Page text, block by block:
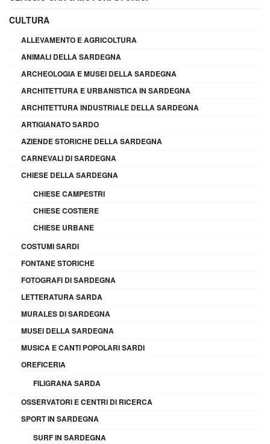
CULTURA
ALLEVAMENTO E AGRICOLTURA
ANIMALI DELLA SARDEGNA
ARCHEOLOGIA E MUSEI DELLA SARDEGNA
ARCHITETTURA E URBANISTICA IN SARDEGNA
ARCHITETTURA INDUSTRIALE DELLA SARDEGNA
ARTIGIANATO SARDO
AZIENDE STORICHE DELLA SARDEGNA
CARNEVALI DI SARDEGNA
CHIESE DELLA SARDEGNA
CHIESE CAMPESTRI
CHIESE COSTIERE
CHIESE URBANE
COSTUMI SARDI
FONTANE STORICHE
FOTOGRAFI DI SARDEGNA
LETTERATURA SARDA
MURALES DI SARDEGNA
MUSEI DELLA SARDEGNA
MUSICA E CANTI POPOLARI SARDI
OREFICERIA
FILIGRANA SARDA
OSSERVATORI E CENTRI DI RICERCA
SPORT IN SARDEGNA
SURF IN SARDEGNA